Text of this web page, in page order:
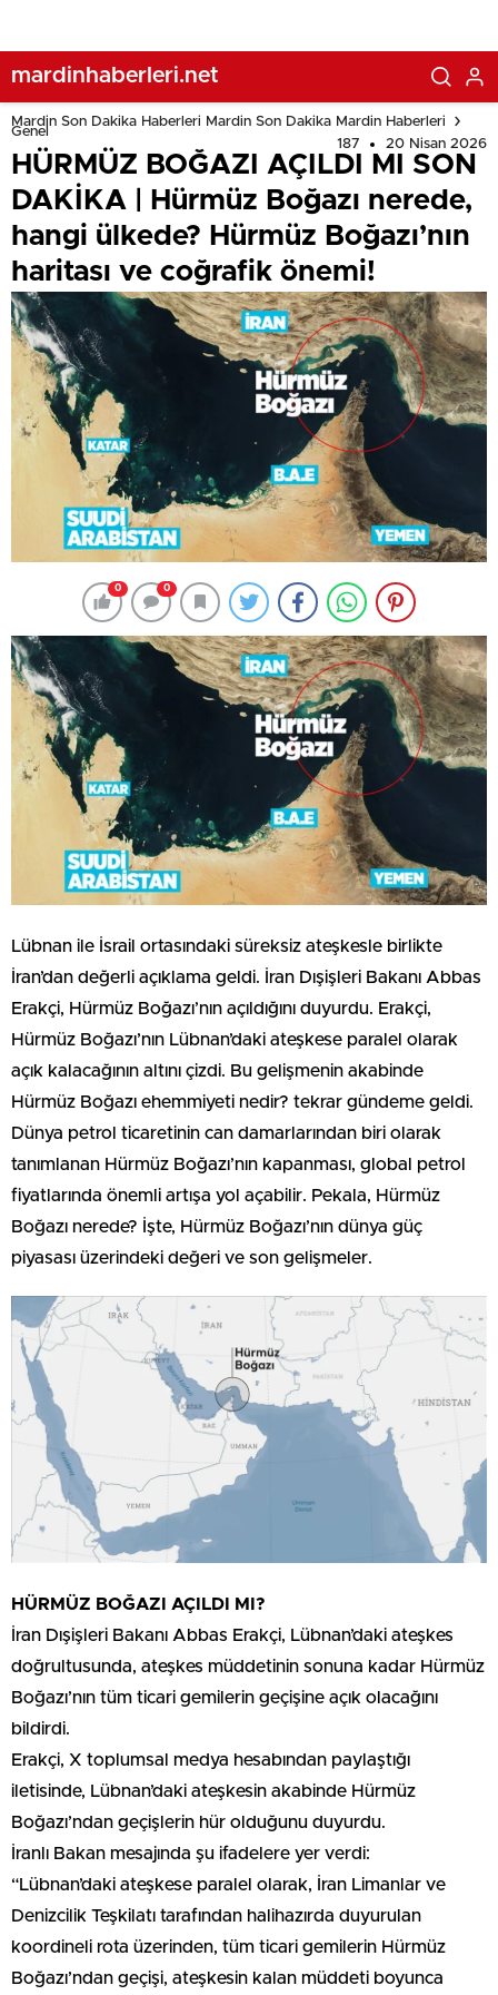
mardinhaberleri.net
Mardin Son Dakika Haberleri Mardin Son Dakika Mardin Haberleri
Genel
187
20 Nisan 2026
HÜRMÜZ BOĞAZI AÇILDI MI SON
DAKİKA | Hürmüz Boğazı nerede,
hangi ülkede? Hürmüz Boğazı’nın
haritası ve coğrafik önemi!
0 0
Lübnan ile İsrail ortasındaki süreksiz ateşkesle birlikte
İran’dan değerli açıklama geldi. İran Dışişleri Bakanı Abbas
Erakçi, Hürmüz Boğazı’nın açıldığını duyurdu. Erakçi,
Hürmüz Boğazı’nın Lübnan’daki ateşkese paralel olarak
açık kalacağının altını çizdi. Bu gelişmenin akabinde
Hürmüz Boğazı ehemmiyeti nedir? tekrar gündeme geldi.
Dünya petrol ticaretinin can damarlarından biri olarak
tanımlanan Hürmüz Boğazı’nın kapanması, global petrol
fiyatlarında önemli artışa yol açabilir. Pekala, Hürmüz
Boğazı nerede? İşte, Hürmüz Boğazı’nın dünya güç
piyasası üzerindeki değeri ve son gelişmeler.
HÜRMÜZ BOĞAZI AÇILDI MI?
İran Dışişleri Bakanı Abbas Erakçi, Lübnan’daki ateşkes
doğrultusunda, ateşkes müddetinin sonuna kadar Hürmüz
Boğazı’nın tüm ticari gemilerin geçişine açık olacağını
bildirdi.
Erakçi, X toplumsal medya hesabından paylaştığı
iletisinde, Lübnan’daki ateşkesin akabinde Hürmüz
Boğazı’ndan geçişlerin hür olduğunu duyurdu.
İranlı Bakan mesajında şu ifadelere yer verdi:
“Lübnan’daki ateşkese paralel olarak, İran Limanlar ve
Denizcilik Teşkilatı tarafından halihazırda duyurulan
koordineli rota üzerinden, tüm ticari gemilerin Hürmüz
Boğazı’ndan geçişi, ateşkesin kalan müddeti boyunca